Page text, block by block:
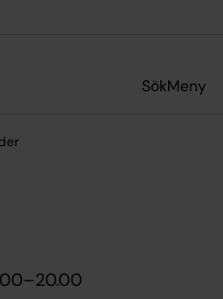
SökMeny
–20.00